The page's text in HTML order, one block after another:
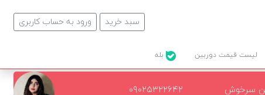
ورود به حساب کاربری سبد خرید
لیست قیمت دوربین
سرخوش ۰۹۰۲۵۳۲۲۶۴۲